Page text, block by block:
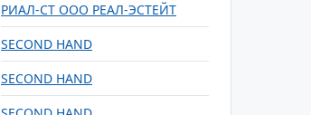
РИАЛ-СТ ООО РЕАЛ-ЭСТЕЙТ
SECOND HAND
SECOND HAND